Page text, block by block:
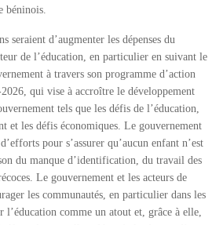
béninois.
seraient d’augmenter les dépenses du
de l’éducation, en particulier en suivant le
à travers son programme d’action
qui vise à accroître le développement
tels que les défis de l’éducation,
et les défis économiques. Le gouvernement
pour s’assurer qu’aucun enfant n’est
du manque d’identification, du travail des
Le gouvernement et les acteurs de
les communautés, en particulier dans les
l’éducation comme un atout et, grâce à elle,